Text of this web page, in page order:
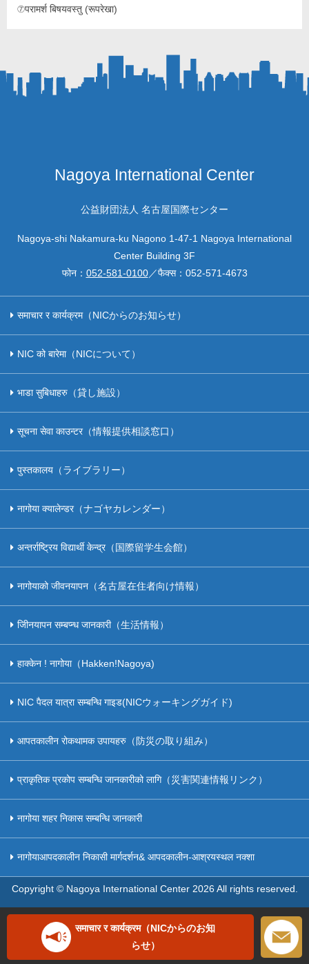
⑦परामर्श बिषयवस्तु (रूपरेखा)
समाचार र कार्यक्रम（NICからのお知
らせ）
Nagoya International Center
公益財団法人 名古屋国際センター
Nagoya-shi Nakamura-ku Nagono 1-47-1 Nagoya International
Center Building 3F
फोन： 052-581-0100／फैक्स： 052-571-4673
समाचार र कार्यक्रम（NICからのお知らせ）
NIC को बारेमा（NICについて）
भाडा सुबिधाहरु（貸し施設）
सूचना सेवा काउन्टर（情報提供相談窓口）
पुस्तकालय（ライブラリー）
नागोया क्यालेन्डर（ナゴヤカレンダー）
अन्तर्राष्ट्रिय विद्यार्थी केन्द्र（国際留学生会館）
नागोयाको जीवनयापन（名古屋在住者向け情報）
जीिनयापन सम्बप्न्ध जानकारी（生活情報）
हाक्केन ! नागोया（Hakken!Nagoya)
NIC पैदल यात्रा सम्बन्धि गाइड(NICウォーキングガイド)
आपतकालीन रोकथामक उपायहरु（防災の取り組み）
प्राकृतिक प्रकोप सम्बन्धि जानकारीको लागि（災害関連情報リンク）
नागोया शहर निकास सम्बन्धि जानकारी
नागोयाआपदकालीन निकासी मार्गदर्शन& आपदकालीन-आश्रयस्थल नक्शा
Copyright © Nagoya International Center 2026 All rights reserved.